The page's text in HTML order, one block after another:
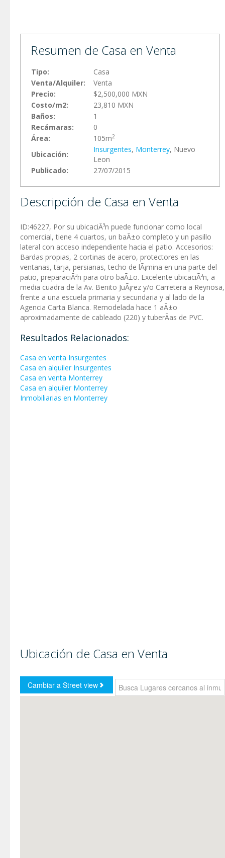
Resumen de Casa en Venta
Tipo:
Casa
Venta/Alquiler:
Venta
Precio:
$2,500,000 MXN
Costo/m2:
23,810 MXN
Baños:
1
Recámaras:
0
Área:
105m2
Ubicación:
Insurgentes, Monterrey, Nuevo
Leon
Publicado:
27/07/2015
Descripción de Casa en Venta
ID:46227, Por su ubicaciÃ³n puede funcionar como local
comercial, tiene 4 cuartos, un baÃ±o completo y un pasillo
lateral con acceso independiente hacia el patio. Accesorios:
Bardas propias, 2 cortinas de acero, protectores en las
ventanas, tarja, persianas, techo de lÃ¡mina en una parte del
patio, preparaciÃ³n para otro baÃ±o. Excelente ubicaciÃ³n, a
media cuadra de la Av. Benito JuÃ¡rez y/o Carretera a Reynosa,
frente a una escuela primaria y secundaria y al lado de la
Agencia Carta Blanca. Remodelada hace 1 aÃ±o
aproximadamente de cableado (220) y tuberÃ­as de PVC.
Resultados Relacionados:
Casa en venta Insurgentes
Casa en alquiler Insurgentes
Casa en venta Monterrey
Casa en alquiler Monterrey
Inmobiliarias en Monterrey
Ubicación de Casa en Venta